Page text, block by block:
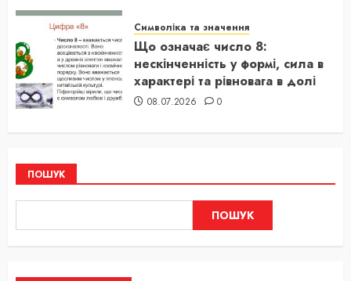
Символіка та значення
Що означає число 8:
нескінченність у формі, сила в
характері та рівновага в долі
08.07.2026 0
ПОШУК
ПОШУК